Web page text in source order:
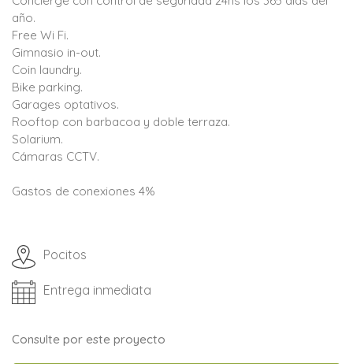
año.
Free Wi Fi.
Gimnasio in-out.
Coin laundry.
Bike parking.
Garages optativos.
Rooftop con barbacoa y doble terraza.
Solarium.
Cámaras CCTV.
Gastos de conexiones 4%
Pocitos
Entrega inmediata
Consulte por este proyecto